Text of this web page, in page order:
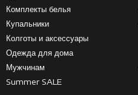
Комплекты белья
Купальники
Колготы и аксессуары
Одежда для дома
Мужчинам
Summer SALE